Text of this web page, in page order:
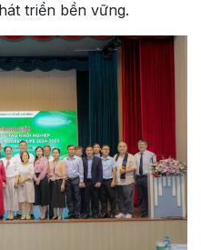
triển bền vững.